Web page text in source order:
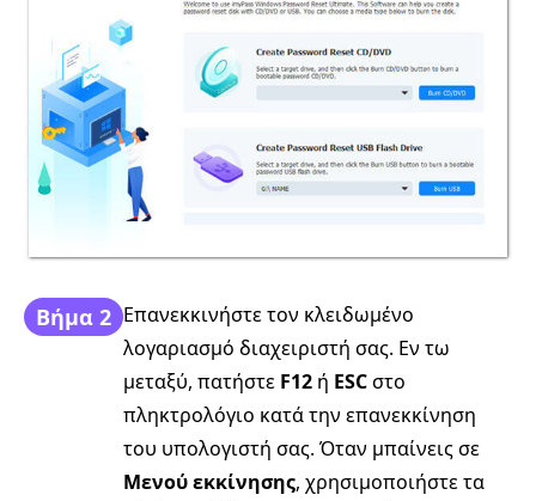
Βήμα 2 Επανεκκινήστε τον κλειδωμένο
λογαριασμό διαχειριστή σας. Εν τω
μεταξύ, πατήστε F12 ή ESCστο
πληκτρολόγιο κατά την επανεκκίνηση
του υπολογιστή σας. Όταν μπαίνεις σε
Μενού εκκίνησης, χρησιμοποιήστε τα